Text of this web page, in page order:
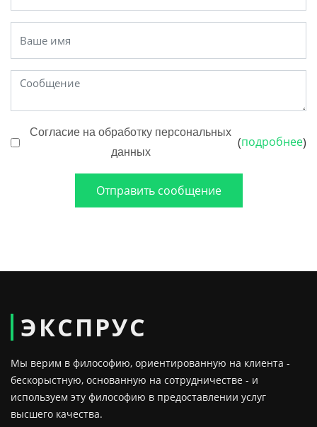
Согласие на обработку персональных
данных
(подробнее)
Отправить сообщение
ЭКСПРУС
Мы верим в философию, ориентированную на клиента -
бескорыстную, основанную на сотрудничестве - и
используем эту философию в предоставлении услуг
высшего качества.